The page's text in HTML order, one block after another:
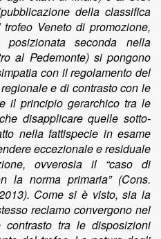
della classifica
Veneto di promozione,
seconda nella
al Pedemonte) si pongono
con il regolamento del
e di contrasto con le
il principio gerarchico tra le
disapplicare quelle sotto-
nella fattispecie in esame
eccezionale e residuale
ovverosia il “caso di
la norma primaria” (Cons.
Come si è visto, sia la
reclamo convergono nel
contrasto tra le disposizioni